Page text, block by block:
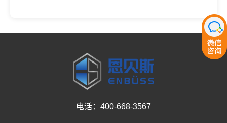
电话：400-668-3567